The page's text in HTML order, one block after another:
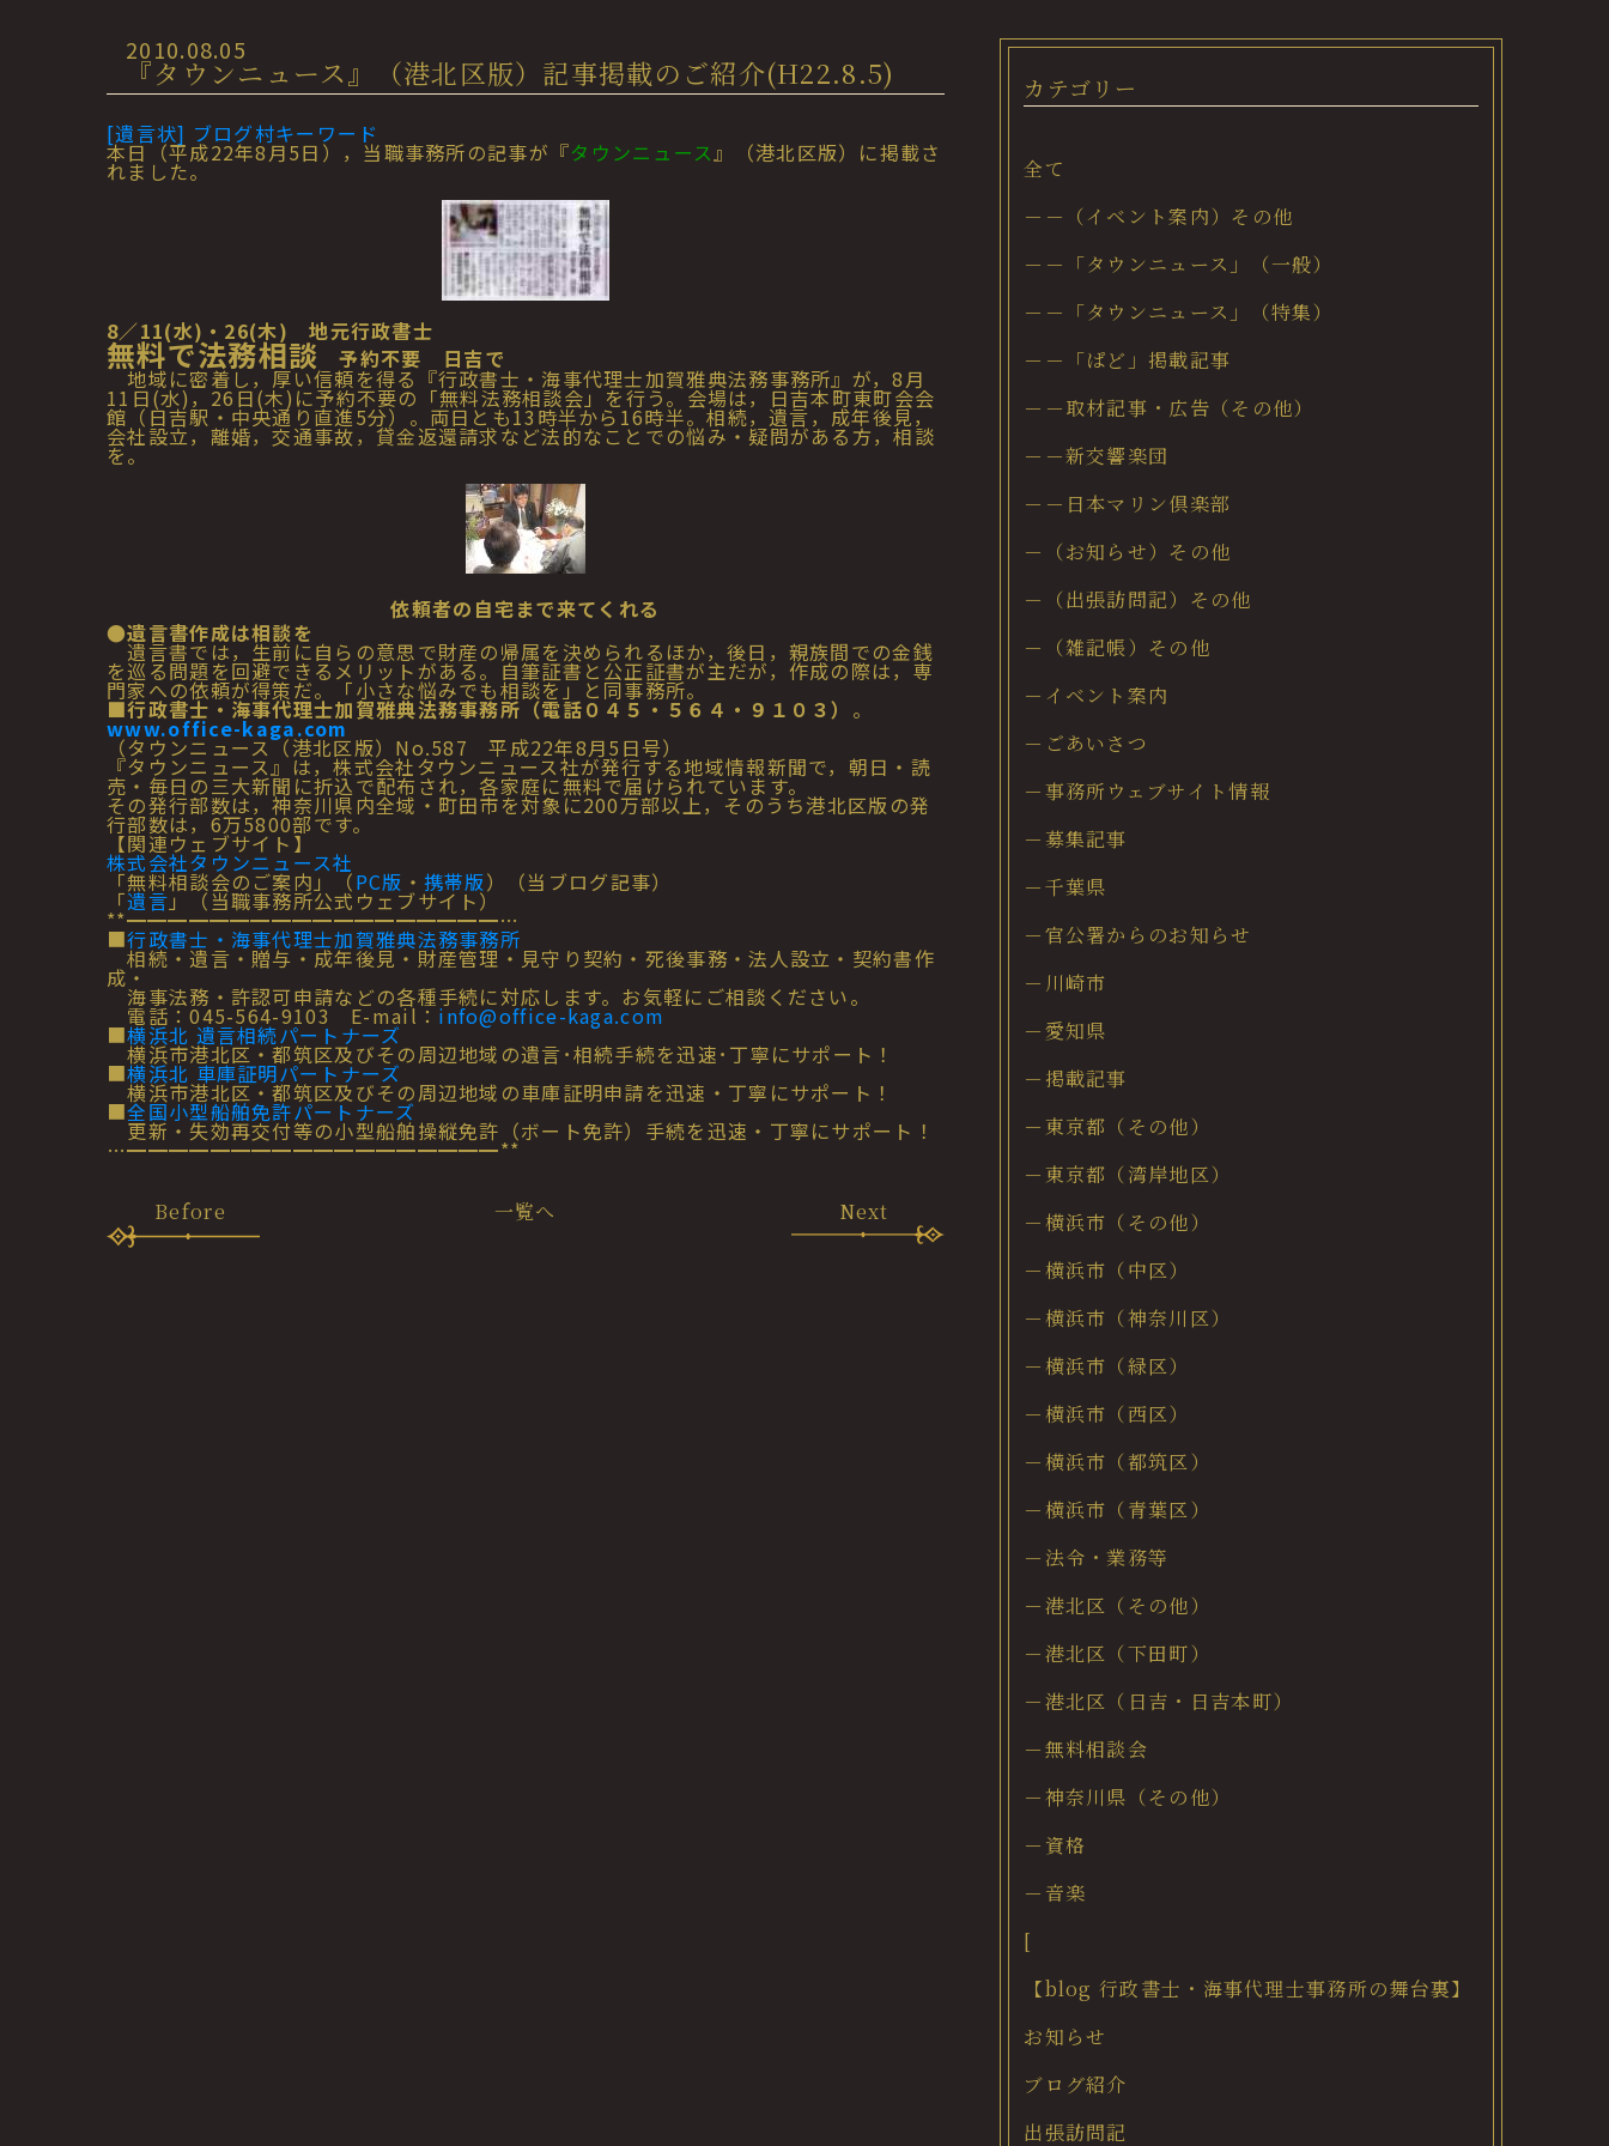
2010.08.05
『タウンニュース』（港北区版）記事掲載のご紹介(H22.8.5)
[遺言状] ブログ村キーワード
本日（平成22年8月5日），当職事務所の記事が『タウンニュース』（港北区版）に掲載さ
れました。
8／11(水)・26(木) 地元行政書士
無料で法務相談 予約不要 日吉で
地域に密着し，厚い信頼を得る『行政書士・海事代理士加賀雅典法務事務所』が，8月
11日(水)，26日(木)に予約不要の「無料法務相談会」を行う。会場は，日吉本町東町会会
館（日吉駅・中央通り直進5分）。両日とも13時半から16時半。相続，遺言，成年後見，
会社設立，離婚，交通事故，貸金返還請求など法的なことでの悩み・疑問がある方，相談
を。
依頼者の自宅まで来てくれる
●遺言書作成は相談を
遺言書では，生前に自らの意思で財産の帰属を決められるほか，後日，親族間での金銭
を巡る問題を回避できるメリットがある。自筆証書と公正証書が主だが，作成の際は，専
門家への依頼が得策だ。「小さな悩みでも相談を」と同事務所。
■行政書士・海事代理士加賀雅典法務事務所（電話０４５・５６４・９１０３） 。
www.office-kaga.com
（タウンニュース（港北区版）No.587 平成22年8月5日号）
『タウンニュース』は，株式会社タウンニュース社が発行する地域情報新聞で，朝日・読
売・毎日の三大新聞に折込で配布され，各家庭に無料で届けられています。
その発行部数は，神奈川県内全域・町田市を対象に200万部以上，そのうち港北区版の発
行部数は，6万5800部です。
【関連ウェブサイト】
株式会社タウンニュース社
「無料相談会のご案内」（PC版 ・ 携帯版）（当ブログ記事）
「遺言」（当職事務所公式ウェブサイト）
**━━━━━━━━━━━━━━━━━━…
■行政書士・海事代理士加賀雅典法務事務所
相続・遺言・贈与・成年後見・財産管理・見守り契約・死後事務・法人設立・契約書作
成・
海事法務・許認可申請などの各種手続に対応します。お気軽にご相談ください。
電話：045-564-9103 E-mail：info@office-kaga.com
■横浜北 遺言相続パートナーズ
横浜市港北区・都筑区及びその周辺地域の遺言･相続手続を迅速･丁寧にサポート！
■横浜北 車庫証明パートナーズ
横浜市港北区・都筑区及びその周辺地域の車庫証明申請を迅速・丁寧にサポート！
■全国小型船舶免許パートナーズ
更新・失効再交付等の小型船舶操縦免許（ボート免許）手続を迅速・丁寧にサポート！
…━━━━━━━━━━━━━━━━━━**
Before 一覧へ Next
カテゴリー
全て
－－（イベント案内）その他
－－「タウンニュース」（一般）
－－「タウンニュース」（特集）
－－「ぱど」掲載記事
－－取材記事・広告（その他）
－－新交響楽団
－－日本マリン倶楽部
－（お知らせ）その他
－（出張訪問記）その他
－（雑記帳）その他
－イベント案内
－ごあいさつ
－事務所ウェブサイト情報
－募集記事
－千葉県
－官公署からのお知らせ
－川崎市
－愛知県
－掲載記事
－東京都（その他）
－東京都（湾岸地区）
－横浜市（その他）
－横浜市（中区）
－横浜市（神奈川区）
－横浜市（緑区）
－横浜市（西区）
－横浜市（都筑区）
－横浜市（青葉区）
－法令・業務等
－港北区（その他）
－港北区（下田町）
－港北区（日吉・日吉本町）
－無料相談会
－神奈川県（その他）
－資格
－音楽
[
【blog 行政書士・海事代理士事務所の舞台裏】
お知らせ
ブログ紹介
出張訪問記